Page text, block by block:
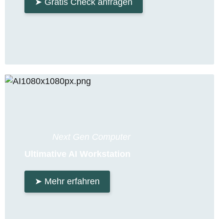
➤ Gratis Check anfragen
Next Gen Computer
Ultimative AI Workstation
➤ Mehr erfahren